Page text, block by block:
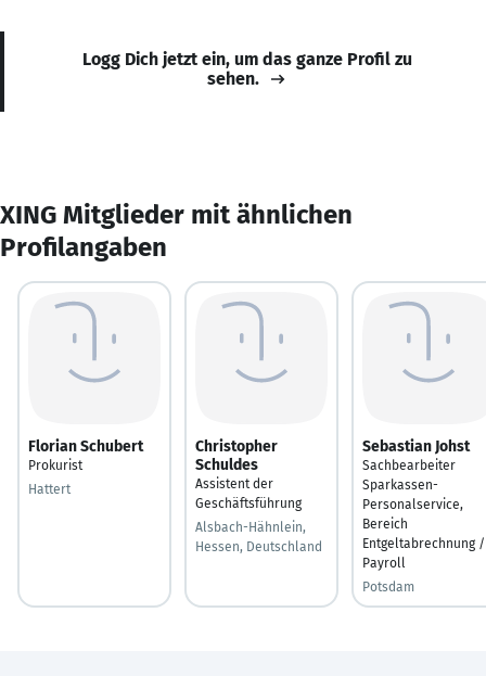
Logg Dich jetzt ein, um das ganze Profil zu
sehen.
XING Mitglieder mit ähnlichen
Profilangaben
Florian Schubert
Prokurist
Hattert
Christopher
Schuldes
Assistent der
Geschäftsführung
Alsbach-Hähnlein,
Hessen, Deutschland
Sebastian Johst
Sachbearbeiter
Sparkassen-
Personalservice,
Bereich
Entgeltabrechnung /
Payroll
Potsdam